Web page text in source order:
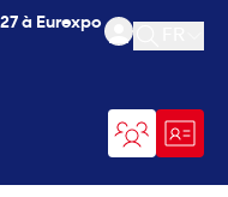
à Eurexpo
Ouvrir